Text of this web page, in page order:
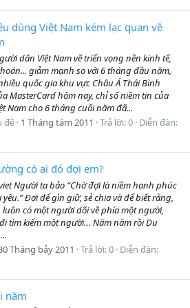
dùng Việt Nam kém lạc quan về
dân Việt Nam về triển vọng nền kinh tế,
giảm mạnh so với 6 tháng đầu năm,
quốc gia khu vực Châu Á Thái Bình
MasterCard hôm nay, chỉ số niềm tin của
Nam cho 6 tháng cuối năm đã...
đề 1 Tháng tám 2011 Trả lời: 0 Diễn đàn:
có ai đó đợi em?
Người ta bảo “Chờ đợi là niềm hạnh phúc
Đợi để gìn giữ, sẻ chia và để biết rằng,
có một người dõi về phía một người,
tìm kiếm một người… Năm năm rồi Du
Tháng bảy 2011 Trả lời: 0 Diễn đàn:
năm